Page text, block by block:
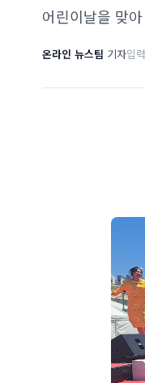
어린이날을 맞
온라인 뉴스팀 기자입